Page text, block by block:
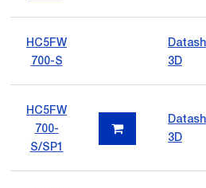
HC5FW
700-S
3D
HC5FW
700-
S/SP1
3D